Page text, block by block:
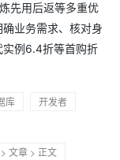
先用后返等多重优
业务需求、核对身
例6.4折等首购折
库
开发者
> 文章 > 正文